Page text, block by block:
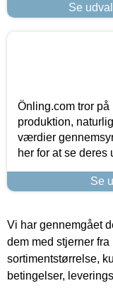
Se
Önling.com tror
produktion,
værdier
her for at se deres
Se
Vi har gennemgået
dem med stjerner
sortimentstørrelse,
betingelser,